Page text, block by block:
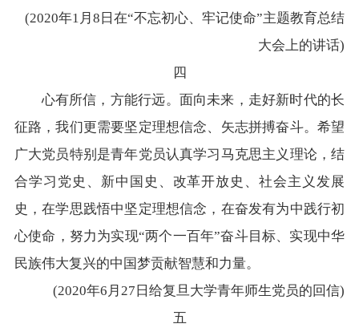
(2020年1月8日在“不忘初心、牢记使命”主题教育总结
大会上的讲话)
四
心有所信，方能行远。面向未来，走好新时代的长
征路，我们更需要坚定理想信念、矢志拼搏奋斗。希望
广大党员特别是青年党员认真学习马克思主义理论，结
合学习党史、新中国史、改革开放史、社会主义发展
史，在学思践悟中坚定理想信念，在奋发有为中践行初
心使命，努力为实现“两个一百年”奋斗目标、实现中华
民族伟大复兴的中国梦贡献智慧和力量。
(2020年6月27日给复旦大学青年师生党员的回信)
五